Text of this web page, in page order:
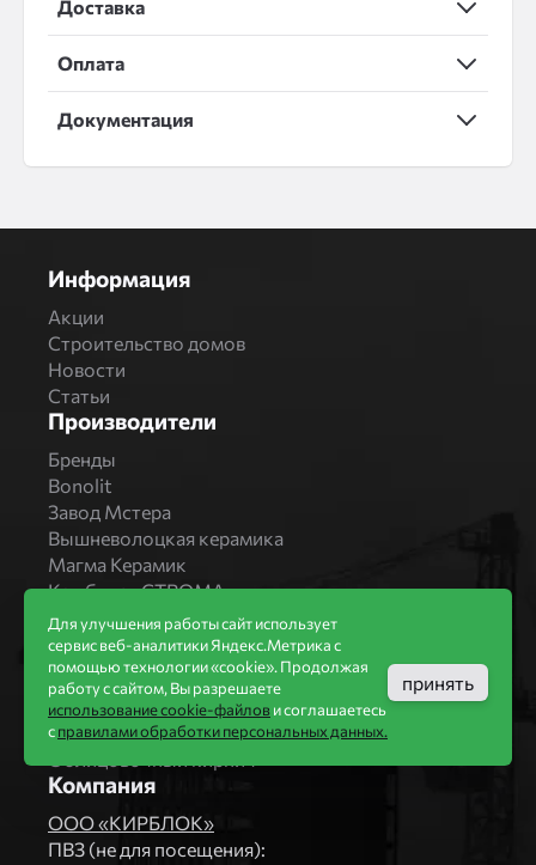
Доставка
Оплата
Документация
Информация
Акции
Строительство домов
Новости
Статьи
Производители
Бренды
Bonolit
Завод Мстера
Вышневолоцкая керамика
Магма Керамик
Комбинат СТРОМА
Вяземский кирпичный завод
Продукция
Каталог
Блоки Bonolit
Строительный кирпич
Компания
ООО «КИРБЛОК»
ПВЗ (не для посещения):
Для улучшения работы сайт использует
сервис веб-аналитики Яндекс.Метрика с
помощью технологии «cookie». Продолжая
работу с сайтом, Вы разрешаете
использование cookie-файлови соглашаетесь
справилами обработки персональных данных.
принять